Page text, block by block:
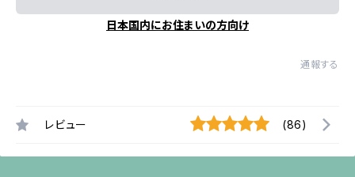
日本国内にお住まいの方向け
通報する
レビュー (86)